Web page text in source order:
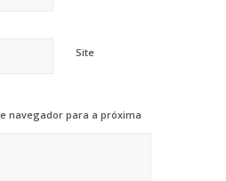
Site
navegador para a próxima